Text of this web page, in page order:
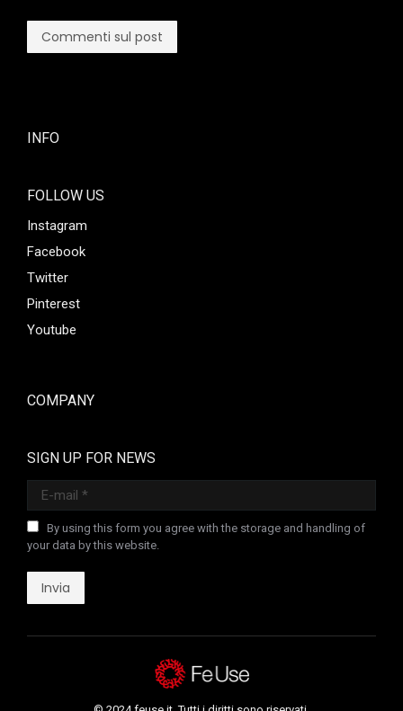
Commenti sul post
INFO
FOLLOW US
Instagram
Facebook
Twitter
Pinterest
Youtube
COMPANY
SIGN UP FOR NEWS
E-mail *
By using this form you agree with the storage and handling of
your data by this website.
Invia